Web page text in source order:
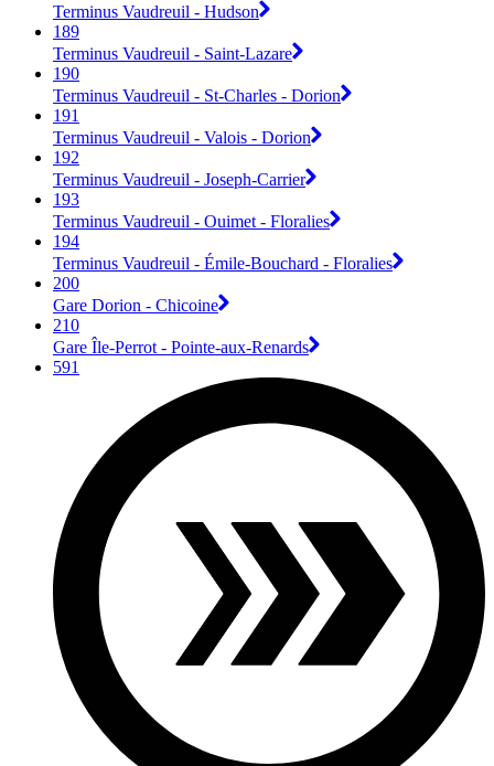
Terminus Vaudreuil - Hudson
189
Terminus Vaudreuil - Saint-Lazare
190
Terminus Vaudreuil - St-Charles - Dorion
191
Terminus Vaudreuil - Valois - Dorion
192
Terminus Vaudreuil - Joseph-Carrier
193
Terminus Vaudreuil - Ouimet - Floralies
194
Terminus Vaudreuil - Émile-Bouchard - Floralies
200
Gare Dorion - Chicoine
210
Gare Île-Perrot - Pointe-aux-Renards
591